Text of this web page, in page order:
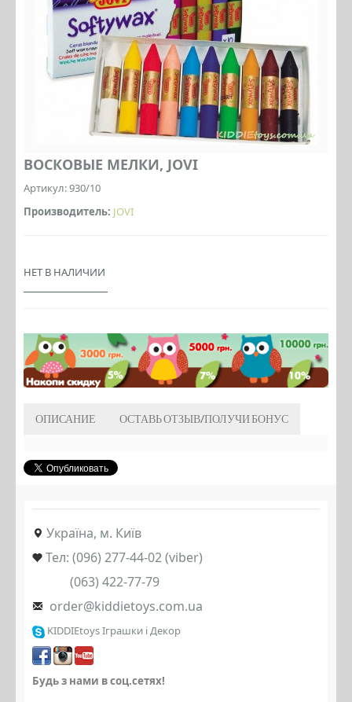
ВОСКОВЫЕ МЕЛКИ, JOVI
Артикул: 930/10
Производитель: JOVI
НЕТ В НАЛИЧИИ
ОПИСАНИЕ ОСТАВЬ ОТЗЫВ/ПОЛУЧИ БОНУС
Україна, м. Київ
Тел: (096) 277-44-02 (viber)
(063) 422-77-79
order@kiddietoys.com.ua
KIDDIEtoys Іграшки і Декор
Будь з нами в соц.сетях!